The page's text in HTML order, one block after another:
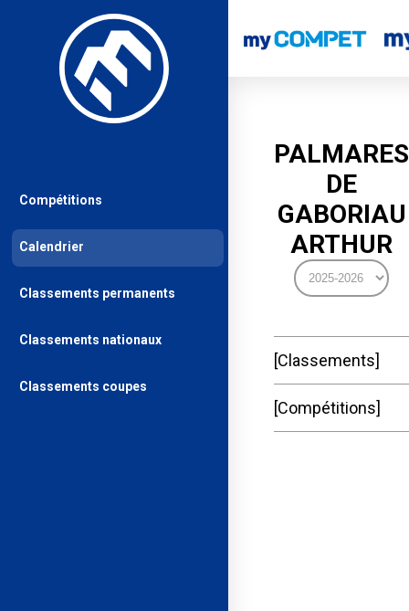
PALMARES
DE
GABORIAU
ARTHUR
Classements
Compétitions
Compétitions
Calendrier
Classements permanents
Classements nationaux
Classements coupes